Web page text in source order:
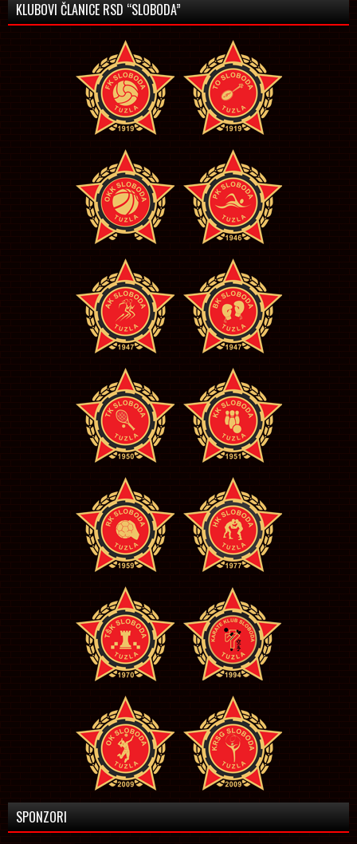
KLUBOVI ČLANICE RSD “SLOBODA”
SPONZORI